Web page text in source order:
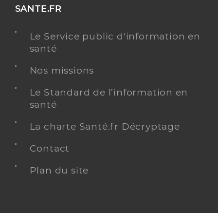
SANTE.FR
Le Service public d'information en
santé
Nos missions
Le Standard de l’information en
santé
La charte Santé.fr Décryptage
Contact
Plan du site